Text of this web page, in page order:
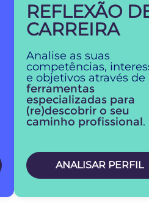
REFLEXÃO
CARREIRA
Analise as suas
competências,
e objetivos através de
ferramentas
especializadas para
(re)descobrir o seu
caminho profissional.
ANALISAR PERFIL